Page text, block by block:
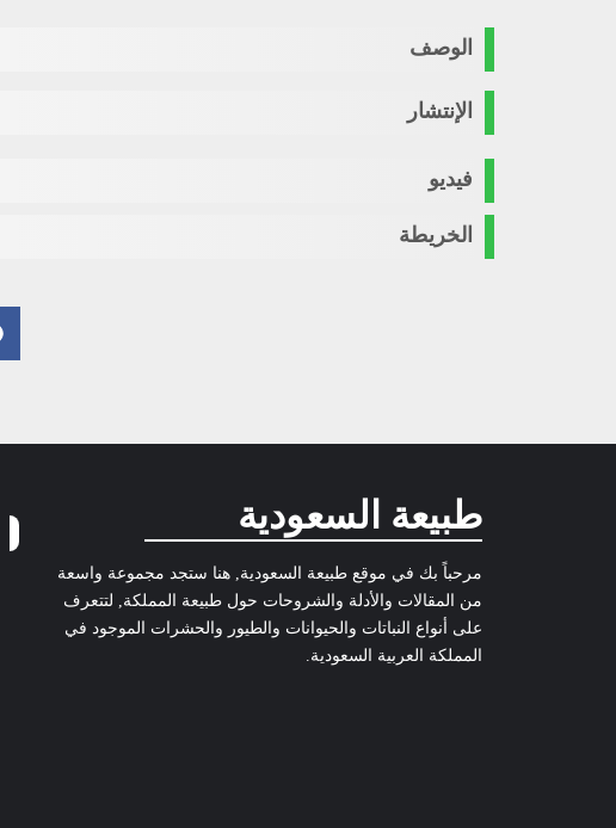
الوصف
الإنتشار
فيديو
الخريطة
طبيعة السعودية
مرحباً بك في موقع طبيعة السعودية, هنا ستجد مجموعة واسعة
من المقالات والأدلة والشروحات حول طبيعة المملكة, لتتعرف
على أنواع النباتات والحيوانات والطيور والحشرات الموجود في
المملكة العربية السعودية.